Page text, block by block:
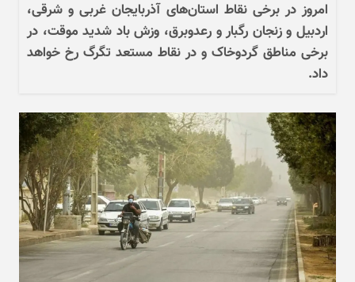
امروز در برخی نقاط استان‌های آذربایجان غربی و شرقی،
اردبیل و زنجان رگبار و رعدوبرق، وزش باد شدید موقت، در
برخی مناطق گردوخاک و در نقاط مستعد تگرگ رخ خواهد
داد.